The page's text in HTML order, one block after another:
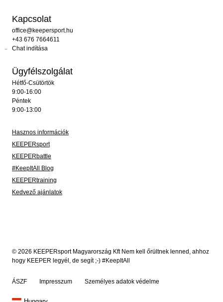
Kapcsolat
office@keepersport.hu
+43 676 7664611
Chat indítása
Ügyfélszolgálat
Hétfő-Csütörtök
9:00-16:00
Péntek
9:00-13:00
Hasznos információk
KEEPERsport
KEEPERbattle
#KeepItAll Blog
KEEPERtraining
Kedvező ajánlatok
© 2026 KEEPERsport Magyarország Kft Nem kell őrültnek lenned, ahhoz
hogy KEEPER legyél, de segít ;-) #KeepItAll
ÁSZF Impresszum Személyes adatok védelme